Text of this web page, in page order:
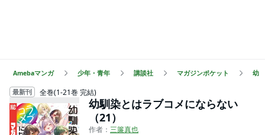
Amebaマンガ 少年・青年 講談社 マガジンポケット 幼
最新刊 全巻(1-21巻 完結)
幼馴染とはラブコメにならない
（21）
作者： 三簾真也